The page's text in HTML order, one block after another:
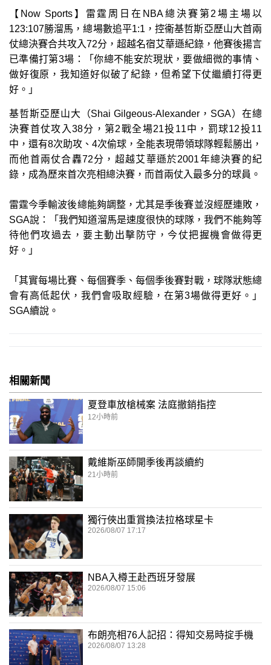
【Now Sports】雷霆周日在NBA總決賽第2場主場以
123:107勝溜馬，總場數追平1:1，控衞基哲斯亞歷山大首兩
仗總決賽合共攻入72分，超越名宿艾華遜紀錄，他賽後揚言
已準備打第3場：「你總不能安於現狀，要做細微的事情、
做好復原，我知道好似破了紀錄，但希望下仗繼續打得更
好。」
基哲斯亞歷山大（Shai Gilgeous-Alexander，SGA）在總
決賽首仗攻入38分，第2戰全場21投11中，罰球12投11
中，還有8次助攻、4次偷球，全能表現帶領球隊輕鬆勝出，
而他首兩仗合轟72分，超越艾華遜於2001年總決賽的紀
錄，成為歷來首次亮相總決賽，而首兩仗入最多分的球員。
雷霆今季輸波後總能夠調整，尤其是季後賽並沒經歷連敗，
SGA說：「我們知道溜馬是速度很快的球隊，我們不能夠等
待他們攻過去，要主動出擊防守，今仗把握機會做得更
好。」
「其實每場比賽、每個賽季、每個季後賽對戰，球隊狀態總
會有高低起伏，我們會吸取經驗，在第3場做得更好。」
SGA續說。
相關新聞
夏登車放槍械案 法庭撤銷指控
12小時前
戴維斯巫師開季後再談續約
21小時前
獨行俠出重賞換法拉格球星卡
2026/08/07 17:17
NBA入樽王赴西班牙發展
2026/08/07 15:06
布朗亮相76人記招：得知交易時掟手機
2026/08/07 13:28